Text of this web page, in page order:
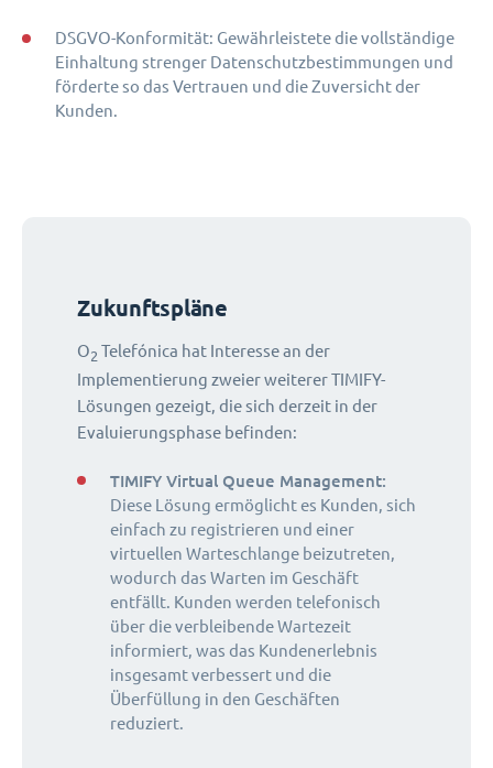
DSGVO-Konformität: Gewährleistete die vollständige
Einhaltung strenger Datenschutzbestimmungen und
förderte so das Vertrauen und die Zuversicht der
Kunden.
Zukunftspläne
O2 Telefónica hat Interesse an der
Implementierung zweier weiterer TIMIFY-
Lösungen gezeigt, die sich derzeit in der
Evaluierungsphase befinden:
TIMIFY Virtual Queue Management:
Diese Lösung ermöglicht es Kunden, sich
einfach zu registrieren und einer
virtuellen Warteschlange beizutreten,
wodurch das Warten im Geschäft
entfällt. Kunden werden telefonisch
über die verbleibende Wartezeit
informiert, was das Kundenerlebnis
insgesamt verbessert und die
Überfüllung in den Geschäften
reduziert.